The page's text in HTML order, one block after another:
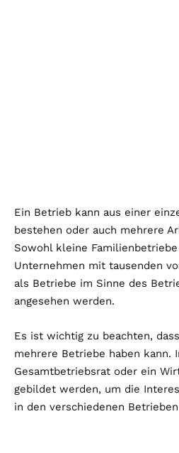
Ein Betrieb kann aus einer
bestehen oder auch mehrere
Sowohl kleine
Unternehmen mit tausenden
als Betriebe im Sinne des
angesehen werden.
Es ist wichtig zu beachten,
mehrere Betriebe haben kann.
Gesamtbetriebsrat oder ein
gebildet werden, um die
in den verschiedenen